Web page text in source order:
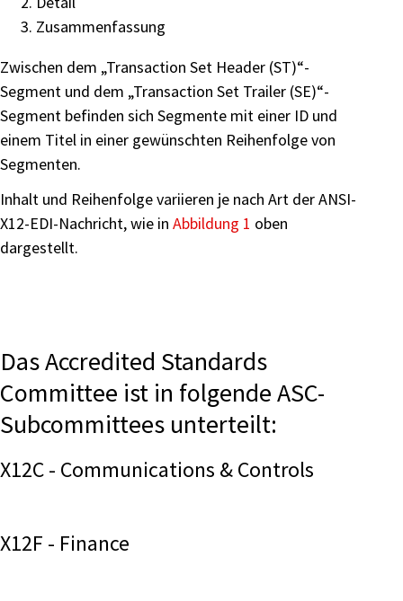
Zusammenfassung
Zwischen dem „Transaction Set Header (ST)“-
Segment und dem „Transaction Set Trailer (SE)“-
Segment befinden sich Segmente mit einer ID und
einem Titel in einer gewünschten Reihenfolge von
Segmenten.
Inhalt und Reihenfolge variieren je nach Art der ANSI-
X12-EDI-Nachricht, wie in Abbildung 1 oben
dargestellt.
Das Accredited Standards
Committee ist in folgende ASC-
Subcommittees unterteilt:
X12C - Communications & Controls
X12F - Finance